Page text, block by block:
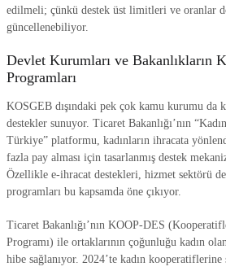
edilmeli; çünkü destek üst limitleri ve oranlar
güncellenebiliyor.
Devlet Kurumları ve Bakanlıkların
Programları
KOSGEB dışındaki pek çok kamu kurumu da
destekler sunuyor. Ticaret Bakanlığı’nın
Türkiye” platformu, kadınların ihracata
fazla pay alması için tasarlanmış destek
Özellikle e-ihracat destekleri, hizmet sektörü
programları bu kapsamda öne çıkıyor.
Ticaret Bakanlığı’nın KOOP-DES
Programı) ile ortaklarının çoğunluğu kadın
hibe sağlanıyor. 2024’te kadın kooperatiflerine